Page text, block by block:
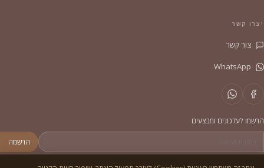
יצרו קשר
צור קשר
הרשמו לעדכונים ומבצעים
הרשמה